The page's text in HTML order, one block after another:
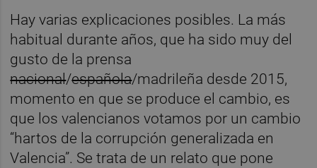
Hay varias explicaciones posibles. La más
habitual durante años, que ha sido muy del
gusto de la prensa
nacional/española/madrileña desde 2015,
momento en que se produce el cambio, es
que los valencianos votamos por un cambio
“hartos de la corrupción generalizada en
Valencia”. Se trata de un relato que pone